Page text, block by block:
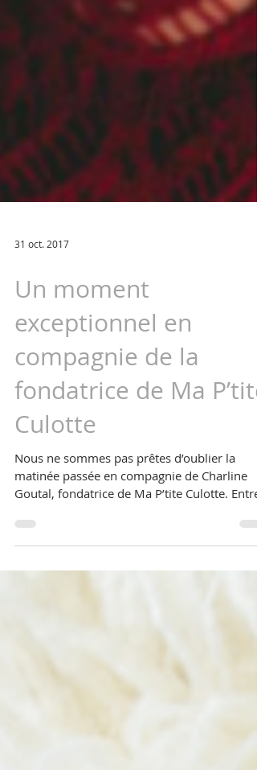
31 oct. 2017
Un moment
exceptionnel en
compagnie de la
fondatrice de Ma P’tite
Culotte
Nous ne sommes pas prêtes d’oublier la
matinée passée en compagnie de Charline
showroom de...